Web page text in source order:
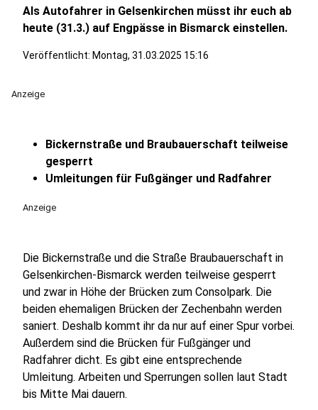
Als Autofahrer in Gelsenkirchen müsst ihr euch ab
heute (31.3.) auf Engpässe in Bismarck einstellen.
Veröffentlicht: Montag, 31.03.2025 15:16
Anzeige
Bickernstraße und Braubauerschaft teilweise
gesperrt
Umleitungen für Fußgänger und Radfahrer
Anzeige
Die Bickernstraße und die Straße Braubauerschaft in
Gelsenkirchen-Bismarck werden teilweise gesperrt
und zwar in Höhe der Brücken zum Consolpark. Die
beiden ehemaligen Brücken der Zechenbahn werden
saniert. Deshalb kommt ihr da nur auf einer Spur vorbei.
Außerdem sind die Brücken für Fußgänger und
Radfahrer dicht. Es gibt eine entsprechende
Umleitung. Arbeiten und Sperrungen sollen laut Stadt
bis Mitte Mai dauern.